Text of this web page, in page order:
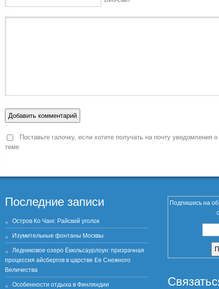
Поставьте галочку, если хотите получать на почту уведомления
теме
Последние записи
Остров Ко Чанг. Райский уголок
Изумительные фонтаны Москвы
Ледниковое озеро Ёкюльсаурлоун: призрачная
процессия айсбергов в царстве Ее Снежного
Величества
Особенности отдыха в Финляндии
Подпишись на